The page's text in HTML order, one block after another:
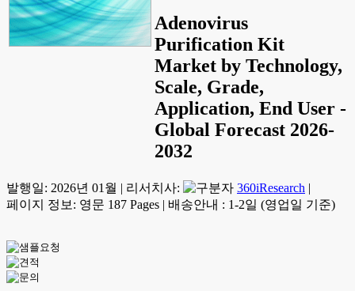
Adenovirus
Purification Kit
Market by Technology,
Scale, Grade,
Application, End User -
Global Forecast 2026-
2032
발행일: 2026년 01월 | 리서치사: 360iResearch |
페이지 정보: 영문 187 Pages | 배송안내 : 1-2일 (영업일 기준)